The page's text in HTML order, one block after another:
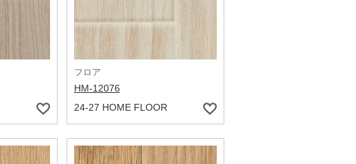
フロア
HM-12076
24-27 HOME FLOOR